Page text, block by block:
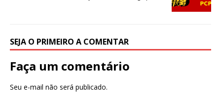
SEJA O PRIMEIRO A COMENTAR
Faça um comentário
Seu e-mail não será publicado.